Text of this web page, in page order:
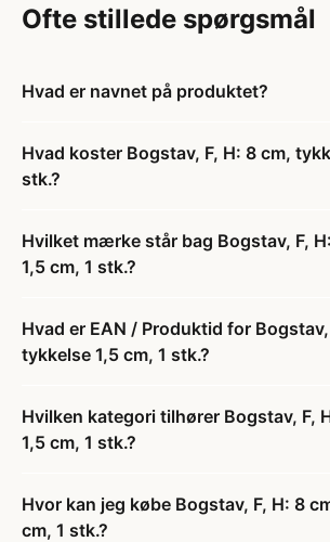
Ofte stillede spørgsmål
Hvad er navnet på produktet?
Hvad koster Bogstav, F, H: 8 cm,
stk.?
Hvilket mærke står bag Bogstav, F,
1,5 cm, 1 stk.?
Hvad er EAN / Produktid for Bogstav,
tykkelse 1,5 cm, 1 stk.?
Hvilken kategori tilhører Bogstav, F,
1,5 cm, 1 stk.?
Hvor kan jeg købe Bogstav, F, H: 8
cm, 1 stk.?